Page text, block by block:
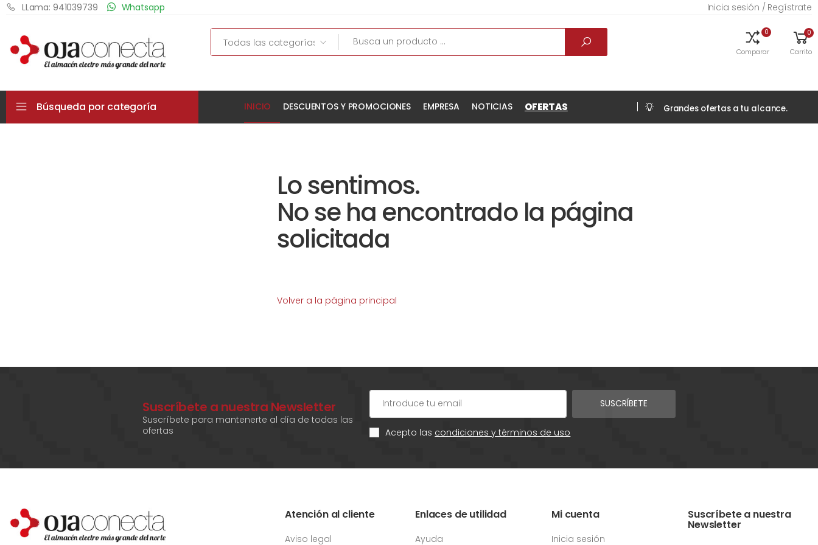
LLama: 941039739 Whatsapp Inicia sesión / Regístrate
Search 0
Comparar
0
Carrito
Búsqueda por categoría INICIO DESCUENTOS Y PROMOCIONES EMPRESA NOTICIAS OFERTAS Grandes ofertas a tu alcance.
Lo sentimos.
No se ha encontrado la página
solicitada
Volver a la página principal
Suscríbete a nuestra Newsletter
Suscríbete para mantenerte al día de todas las
ofertas
SUSCRÍBETE
Acepto las condiciones y términos de uso
Atención al cliente
Aviso legal
Enlaces de utilidad
Ayuda
Mi cuenta
Inicia sesión
Suscríbete a nuestra
Newsletter